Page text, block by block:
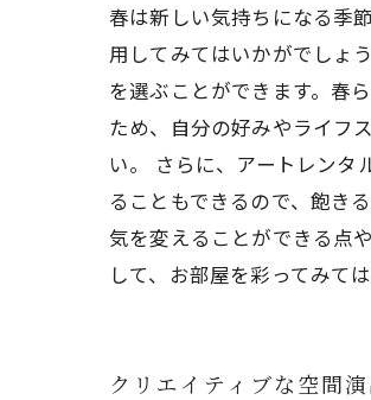
春は新しい気持ちになる季
用してみてはいかがでしょ
を選ぶことができます。春
ため、自分の好みやライフ
い。 さらに、アートレンタ
ることもできるので、飽き
気を変えることができる点
して、お部屋を彩ってみて
クリエイティブな空間